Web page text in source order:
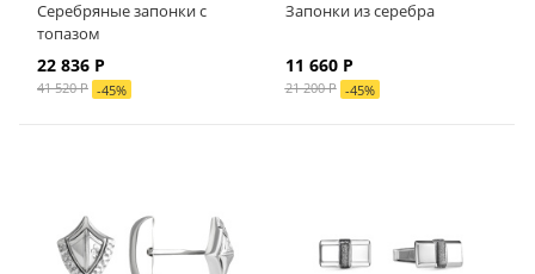
Серебряные запонки с
топазом
22 836 Р
41 520Р -45%
Запонки из серебра
11 660Р
21 200Р -45%